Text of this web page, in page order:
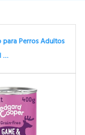
para Perros Adultos
…